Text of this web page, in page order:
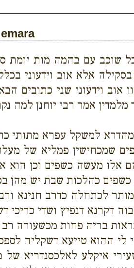
עם בהמה מות יומת
אלא אוב וידעוני
וידעוני שני כתובים
אמר רבי יוחנן למה
למשקל עפרא מתותי
שמכחישין פמליא של
אלו מעשה כשפים וכן הוא
כהלכות שבת יש מהן
לכתחלה כדרב חנינא
דקרנא דנפיץ ושדי כריכי
בריה פחות מכשעורה
ההוא טייעא דשקליה
איקלע לאלכסנדריא של